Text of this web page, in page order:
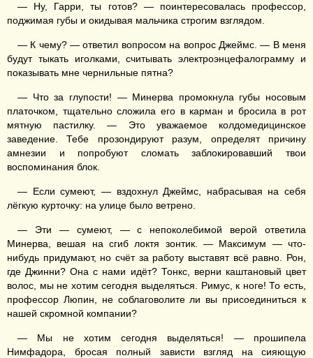
— Ну, Гарри, ты готов? — поинтересовалась профессор,
поджимая губы и окидывая мальчика строгим взглядом.
— К чему? — ответил вопросом на вопрос Джеймс. — В меня
будут тыкать иголками, считывать электроэнцефалограмму и
показывать мне чернильные пятна?
— Что за глупости! — Минерва промокнула губы носовым
платочком, тщательно сложила его в карман и бросила в рот
мятную пастилку. — Это уважаемое колдомедицинское
заведение. Тебе прозондируют разум, определят причину
амнезии и попробуют сломать заблокировавший твои
воспоминания блок.
— Если сумеют, — вздохнул Джеймс, набрасывая на себя
лёгкую курточку: на улице было ветрено.
— Эти — сумеют, — с непоколебимой верой ответила
Минерва, вешая на сгиб локтя зонтик. — Максимум — что-
нибудь придумают, но счёт за работу выставят всё равно. Рон,
где Джинни? Она с нами идёт? Тонкс, верни каштановый цвет
волос, мы не хотим сегодня выделяться. Римус, к ноге! То есть,
профессор Люпин, не соблаговолите ли вы присоединиться к
нашей скромной компании?
— Мы не хотим сегодня выделяться! — прошипела
Нимфадора, бросая полный зависти взгляд на сияющую